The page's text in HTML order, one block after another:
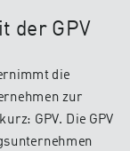
der GPV
die
zur
GPV. Die GPV